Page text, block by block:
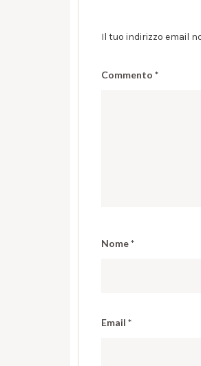
Il tuo indirizzo email
Commento *
Nome*
Email *